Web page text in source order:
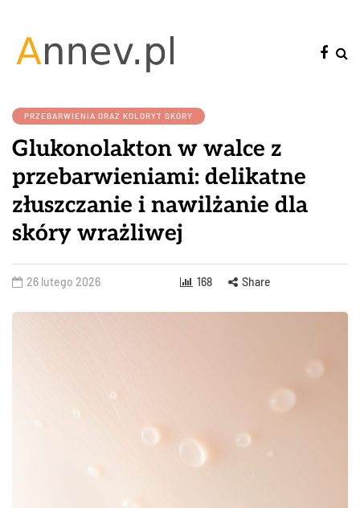
PRZEBARWIENIA ORAZ KOLORYT SKÓRY
Glukonolakton w walce z
przebarwieniami: delikatne
złuszczanie i nawilżanie dla
skóry wrażliwej
26 lutego 2026 168 Share